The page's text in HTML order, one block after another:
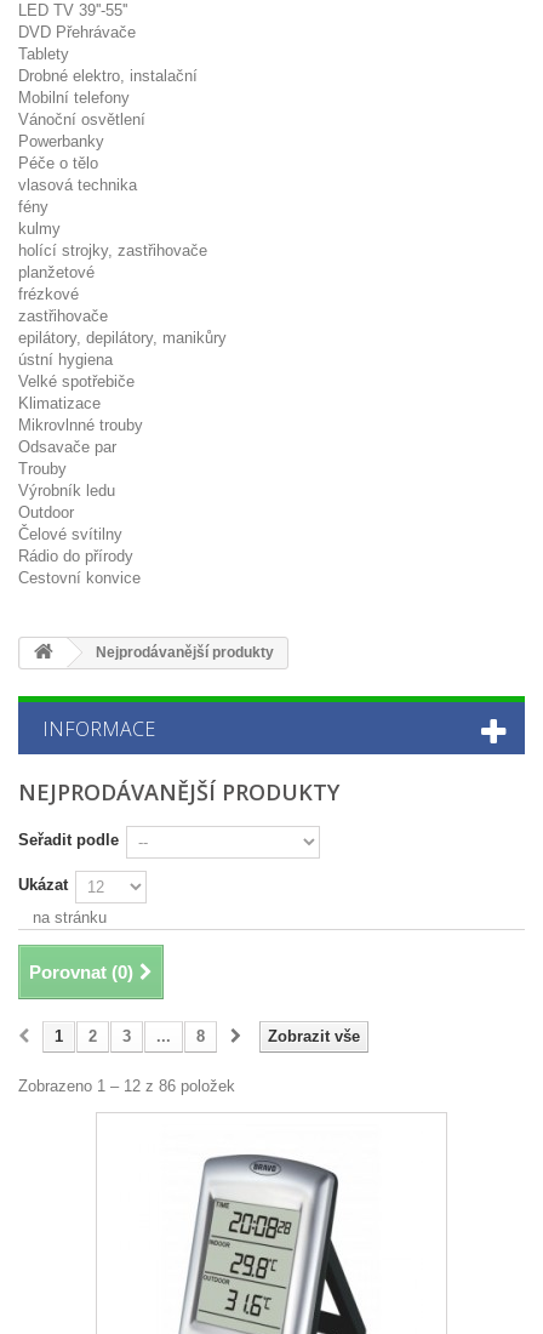
LED TV 39''-55''
DVD Přehrávače
Tablety
Drobné elektro, instalační
Mobilní telefony
Vánoční osvětlení
Powerbanky
Péče o tělo
vlasová technika
fény
kulmy
holící strojky, zastřihovače
planžetové
frézkové
zastřihovače
epilátory, depilátory, manikůry
ústní hygiena
Velké spotřebiče
Klimatizace
Mikrovlnné trouby
Odsavače par
Trouby
Výrobník ledu
Outdoor
Čelové svítilny
Rádio do přírody
Cestovní konvice
Nejprodávanější produkty
INFORMACE
NEJPRODÁVANĚJŠÍ PRODUKTY
Seřadit podle
Ukázat
na stránku
Porovnat (0)
Zobrazit vše
1 2 3 ... 8
Zobrazeno 1 – 12 z 86 položek